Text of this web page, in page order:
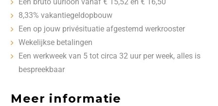
8,33% vakantiegeldopbouw
Een op jouw privésituatie afgestemd werkrooster
Wekelijkse betalingen
Een werkweek van 5 tot circa 32 uur per week, alles is
bespreekbaar
Meer informatie